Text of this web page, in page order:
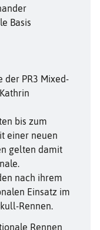
Basis
der PR3 Mixed-
bis zum
einer neuen
gelten damit
nach ihrem
Einsatz im
Rennen.
Rennen